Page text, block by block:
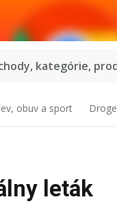
kategórie,
obuv a sport
leták